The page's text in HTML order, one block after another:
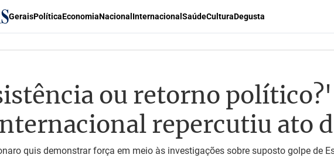
GeraisPolíticaEconomiaNacional Internacional SaúdeCulturaDegusta
ou retorno
repercutiu ato
quis demonstrar força em meio às investigações sobre suposto golpe de